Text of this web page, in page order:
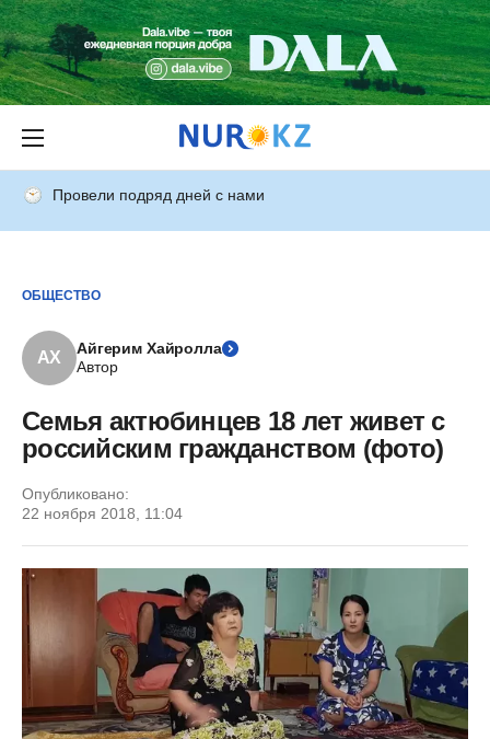
Провели подряд дней с нами
ОБЩЕСТВО
АХ
Айгерим Хайролла
Автор
Семья актюбинцев 18 лет живет с
российским гражданством (фото)
Опубликовано:
22 ноября 2018, 11:04